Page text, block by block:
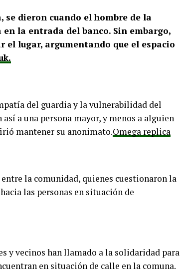
se dieron cuando el hombre de la
la entrada del banco. Sin embargo,
el lugar, argumentando que el espacio
del guardia y la vulnerabilidad del
a una persona mayor, y menos a alguien
mantener su anonimato.Omega replica
la comunidad, quienes cuestionaron la
las personas en situación de
y vecinos han llamado a la solidaridad para
en situación de calle en la comuna.